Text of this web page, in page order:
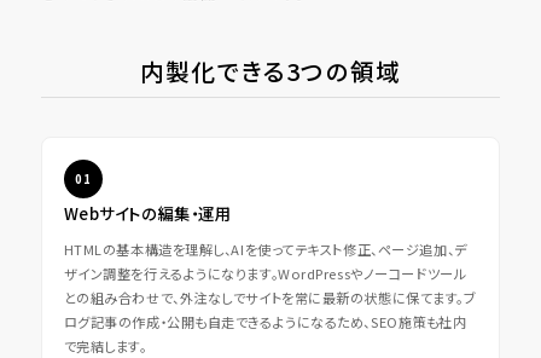
内製化できる3つの領域
01
Webサイトの編集・運用
HTMLの基本構造を理解し、AIを使ってテキスト修正、ページ追加、デ
ザイン調整を行えるようになります。WordPressやノーコードツール
との組み合わせで、外注なしでサイトを常に最新の状態に保てます。ブ
ログ記事の作成・公開も自走できるようになるため、SEO施策も社内
で完結します。